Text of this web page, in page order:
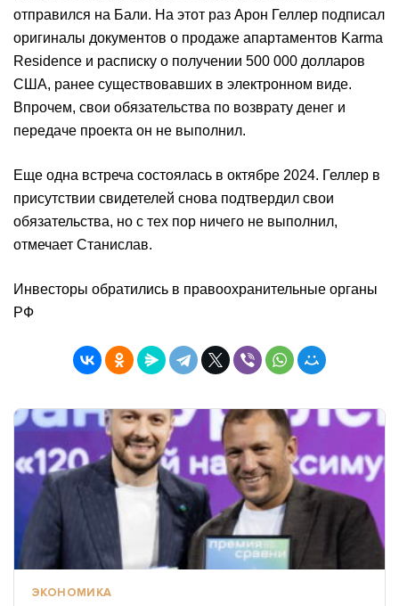
отправился на Бали. На этот раз Арон Геллер подписал
оригиналы документов о продаже апартаментов Karma
Residence и расписку о получении 500 000 долларов
США, ранее существовавших в электронном виде.
Впрочем, свои обязательства по возврату денег и
передаче проекта он не выполнил.
Еще одна встреча состоялась в октябре 2024. Геллер в
присутствии свидетелей снова подтвердил свои
обязательства, но с тех пор ничего не выполнил,
отмечает Станислав.
Инвесторы обратились в правоохранительные органы
РФ
ЭКОНОМИКА